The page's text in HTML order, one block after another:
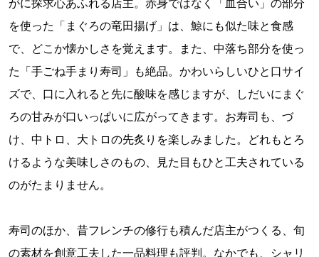
を使った「まぐろの竜田揚げ」は、鯨にも似た味と食感
で、どこか懐かしさを覚えます。また、中落ち部分を使っ
た「手ごね手まり寿司」も絶品。かわいらしいひと口サイ
ズで、口に入れると先に酸味を感じますが、しだいにまぐ
ろの甘みが口いっぱいに広がってきます。お寿司も、づ
け、中トロ、大トロの先炙りを楽しみました。どれもとろ
けるような美味しさのもの、見た目もひと工夫されている
のがたまりません。
寿司のほか、昔フレンチの修行も積んだ店主がつくる、旬
の素材を創意工夫した一品料理も評判。なかでも、シャリ